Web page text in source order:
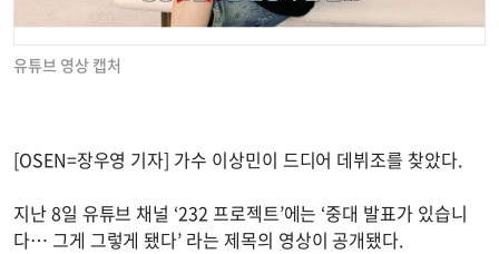
유튜브 영상 캡처
[OSEN=장우영 기자] 가수 이상민이 드디어 데뷔조를 찾았다.
지난 8일 유튜브 채널 ‘232 프로젝트’에는 ‘중대 발표가 있습니
다… 그게 그렇게 됐다’ 라는 제목의 영상이 공개됐다.